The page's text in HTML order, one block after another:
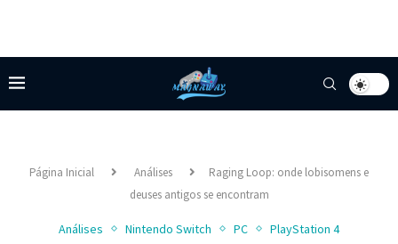
Página Inicial Análises
Raging Loop: onde lobisomens e
deuses antigos se encontram
Análises Nintendo Switch PC PlayStation 4